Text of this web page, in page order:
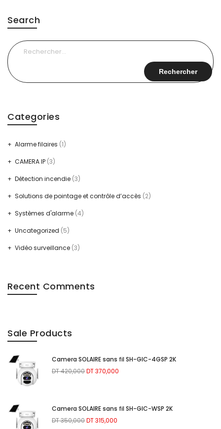
Search
Rechercher :
Categories
Alarme filaires (1)
CAMERA IP (3)
Détection incendie (3)
Solutions de pointage et contrôle d’accès (2)
Systèmes d'alarme (4)
Uncategorized (5)
Vidéo surveillance (3)
Recent Comments
Sale Products
Camera SOLAIRE sans fil SH-GIC-4GSP 2K
DT420,000Le
était :
DT 420,000.
DT370,000
est :
Camera SOLAIRE sans fil SH-GIC-WSP 2K
DT350,000Le
DT315,000